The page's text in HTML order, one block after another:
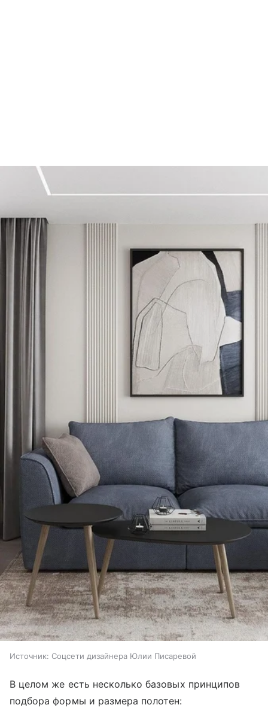
Источник: Соцсети дизайнера Юлии Писаревой
В целом же есть несколько базовых принципов
подбора формы и размера полотен: